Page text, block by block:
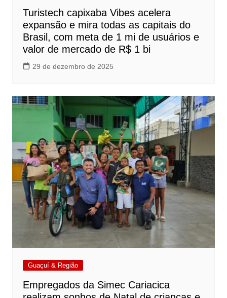
Turistech capixaba Vibes acelera
expansão e mira todas as capitais do
Brasil, com meta de 1 mi de usuários e
valor de mercado de R$ 1 bi
29 de dezembro de 2025
Guaçuí & Região
Empregados da Simec Cariacica